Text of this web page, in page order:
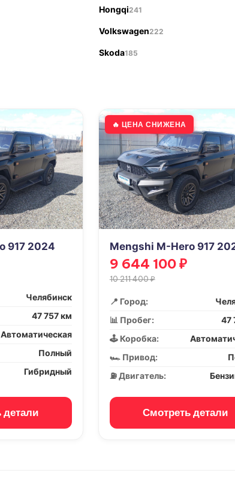
Hongqi241
Volkswagen222
Skoda185
917 2024
Челябинск
47 757 км
Автоматическая
Полный
Гибридный
детали
🔥 ЦЕНА СНИЖЕНА
Mengshi M-Hero 917
9 644 100 ₽
10 211 400 ₽
📍 Город:
📊 Пробег:
47
🕹️ Коробка:
🏎️ Привод:
⛽ Двигатель:
Смотреть детали